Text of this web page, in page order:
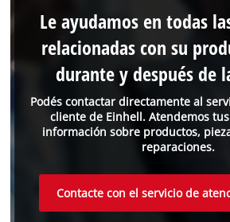
Podés contactar directamente al
cliente de Einhell. Atendemos
información sobre productos,
reparaciones.
Le ayudamos en todas
relacionadas con su
durante y después de
Contacte con el servicio de